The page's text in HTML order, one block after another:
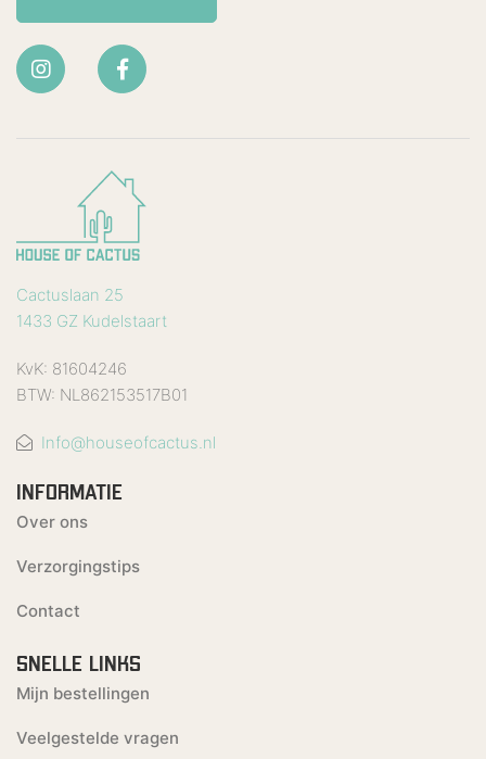
Cactuslaan 25
1433 GZ Kudelstaart
KvK: 81604246
BTW: NL862153517B01
Info@houseofcactus.nl
INFORMATIE
Over ons
Verzorgingstips
Contact
SNELLE LINKS
Mijn bestellingen
Veelgestelde vragen